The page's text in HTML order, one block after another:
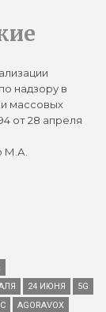
надзору в
массовых
от 28 апреля
М.А.
24 ИЮНЯ
5G
AGORAVOX